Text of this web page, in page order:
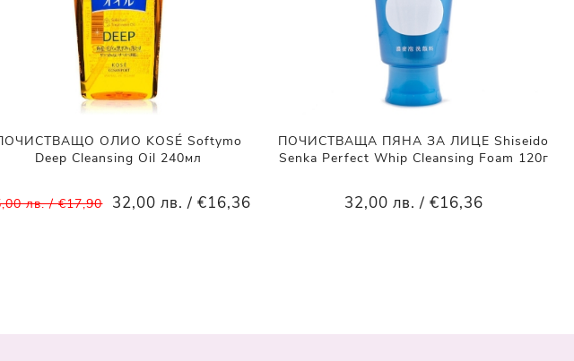
ОЛИО KOSÉ Softymo
Deep Cleansing Oil 240мл
лв. / €17,90 32,00 лв. / €16,36
ПОЧИСТВАЩА ПЯНА ЗА ЛИЦЕ Shiseido
Senka Perfect Whip Cleansing Foam 120г
32,00 лв. / €16,36